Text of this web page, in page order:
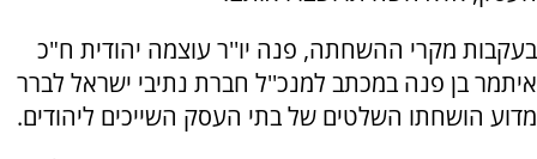
בעקבות מקרי ההשחתה, פנה יו''ר עוצמה יהודית ח"כ
איתמר בן פנה במכתב למנכ''ל חברת נתיבי ישראל לברר
מדוע הושחתו השלטים של בתי העסק השייכים ליהודים.